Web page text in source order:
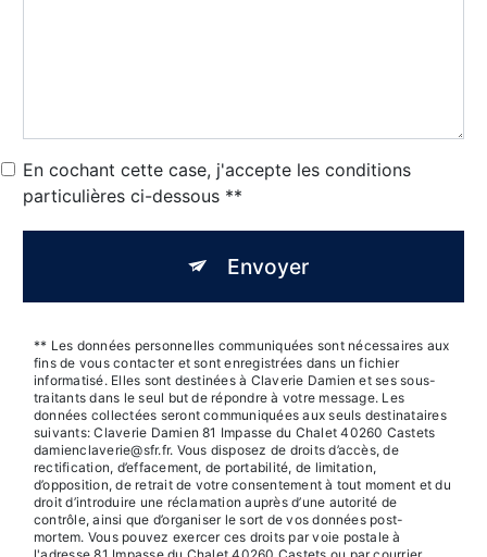
En cochant cette case, j'accepte les conditions
particulières ci-dessous **
Envoyer
** Les données personnelles communiquées sont nécessaires aux
fins de vous contacter et sont enregistrées dans un fichier
informatisé. Elles sont destinées à Claverie Damien et ses sous-
traitants dans le seul but de répondre à votre message. Les
données collectées seront communiquées aux seuls destinataires
suivants: Claverie Damien 81 Impasse du Chalet 40260 Castets
damienclaverie@sfr.fr. Vous disposez de droits d’accès, de
rectification, d’effacement, de portabilité, de limitation,
d’opposition, de retrait de votre consentement à tout moment et du
droit d’introduire une réclamation auprès d’une autorité de
contrôle, ainsi que d’organiser le sort de vos données post-
mortem. Vous pouvez exercer ces droits par voie postale à